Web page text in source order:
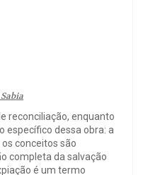
Sabia
reconciliação, enquanto
específico dessa obra: a
conceitos são
completa da salvação
é um termo